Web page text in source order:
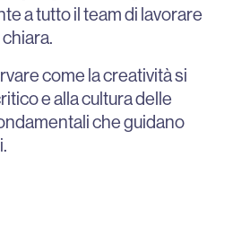
a tutto il team di lavorare
come la creatività si
e alla cultura delle
che guidano